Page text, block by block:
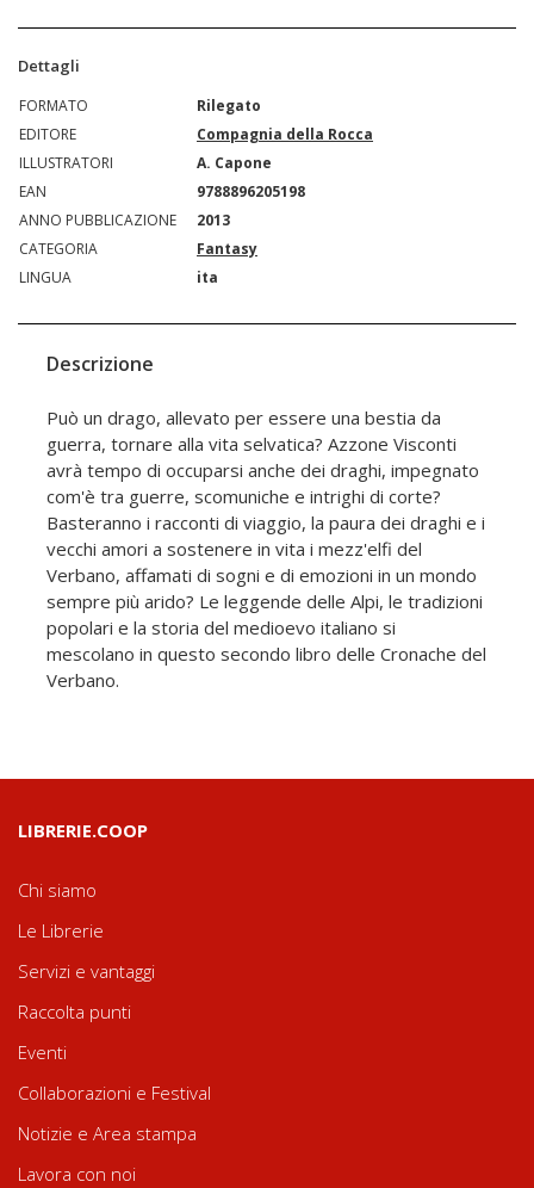
Dettagli
FORMATO
Rilegato
EDITORE
Compagnia della Rocca
ILLUSTRATORI
A. Capone
EAN
9788896205198
ANNO PUBBLICAZIONE
2013
CATEGORIA
Fantasy
LINGUA
ita
Descrizione
Può un drago, allevato per essere una bestia da
guerra, tornare alla vita selvatica? Azzone Visconti
avrà tempo di occuparsi anche dei draghi, impegnato
com'è tra guerre, scomuniche e intrighi di corte?
Basteranno i racconti di viaggio, la paura dei draghi e i
vecchi amori a sostenere in vita i mezz'elfi del
Verbano, affamati di sogni e di emozioni in un mondo
sempre più arido? Le leggende delle Alpi, le tradizioni
popolari e la storia del medioevo italiano si
mescolano in questo secondo libro delle Cronache del
Verbano.
LIBRERIE.COOP
Chi siamo
Le Librerie
Servizi e vantaggi
Raccolta punti
Eventi
Collaborazioni e Festival
Notizie e Area stampa
Lavora con noi